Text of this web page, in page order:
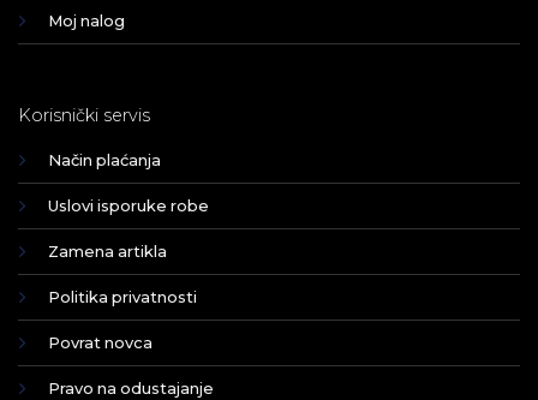
Moj nalog
Korisnički servis
Način plaćanja
Uslovi isporuke robe
Zamena artikla
Politika privatnosti
Povrat novca
Pravo na odustajanje